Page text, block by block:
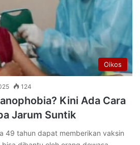
Oikos
124
Kini Ada Cara
Jarum Suntik
49 tahun dapat memberikan vaksin